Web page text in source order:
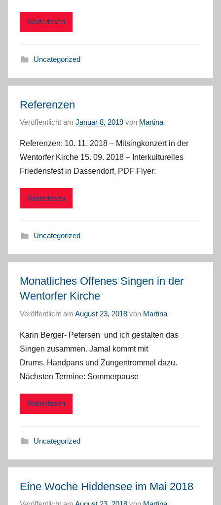
Weiterlesen
Uncategorized
Referenzen
Veröffentlicht am Januar 8, 2019 von Martina
Referenzen: 10. 11. 2018 – Mitsingkonzert in der
Wentorfer Kirche 15. 09. 2018 – Interkulturelles
Friedensfest in Dassendorf, PDF Flyer:
Weiterlesen
Uncategorized
Monatliches Offenes Singen in der
Wentorfer Kirche
Veröffentlicht am August 23, 2018 von Martina
Karin Berger- Petersen und ich gestalten das
Singen zusammen. Jamal kommt mit
Drums, Handpans und Zungentrommel dazu.
Nächsten Termine: Sommerpause
Weiterlesen
Uncategorized
Eine Woche Hiddensee im Mai 2018